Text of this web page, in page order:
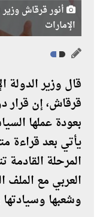
أنور قرقاش وزير
الإمارات
قال وزير الدولة
قرقاش، إن قرار
بعودة عملها
يأتي بعد قراءة
المرحلة
العربي مع
وشعبها